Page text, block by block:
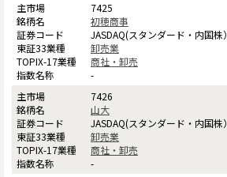
7425
初穂商事
JASDAQ(スタンダード・内国株）
卸売業
商社・卸売
-
7426
山大
JASDAQ(スタンダード・内国株）
卸売業
商社・卸売
-